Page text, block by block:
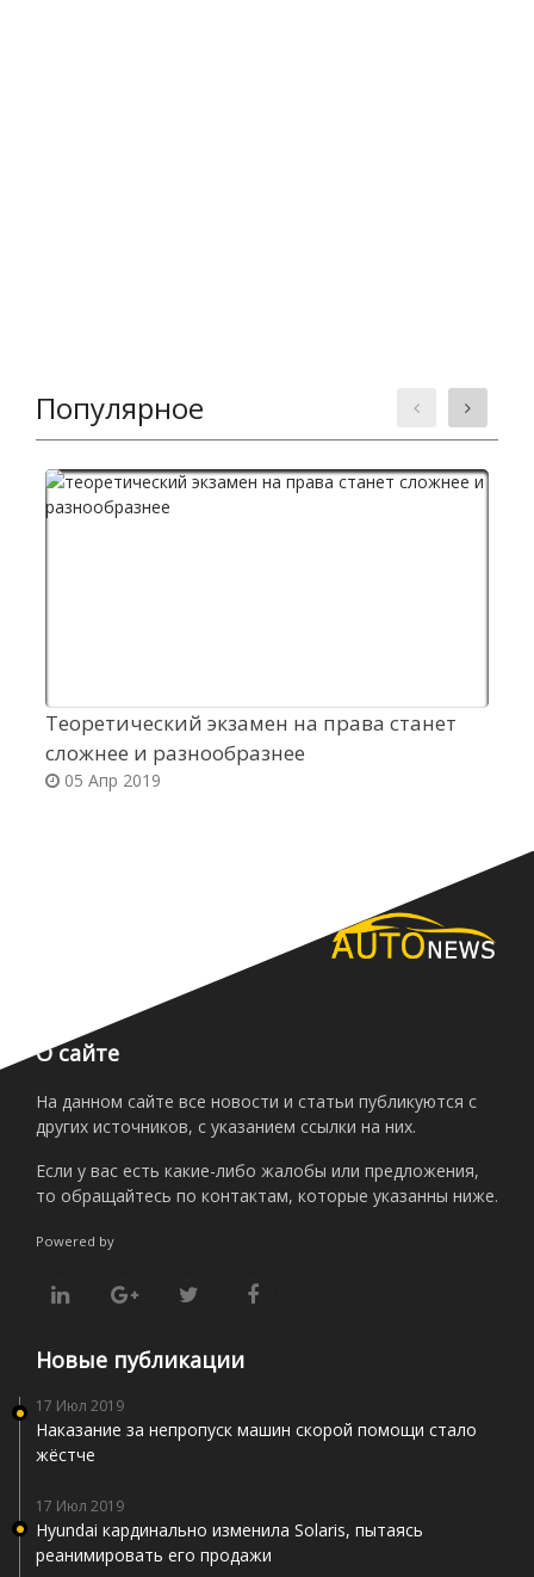
Популярное
Теоретический экзамен на права станет
сложнее и разнообразнее
05 Апр 2019
О сайте
На данном сайте все новости и статьи публикуются с
других источников, с указанием ссылки на них.
Если у вас есть какие-либо жалобы или предложения,
то обращайтесь по контактам, которые указанны ниже.
Powered by
Новые публикации
17 Июл 2019
Наказание за непропуск машин скорой помощи стало
жёстче
17 Июл 2019
Hyundai кардинально изменила Solaris, пытаясь
реанимировать его продажи